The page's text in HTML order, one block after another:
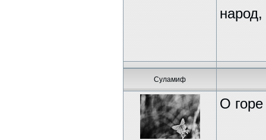
народ,
Суламиф
О